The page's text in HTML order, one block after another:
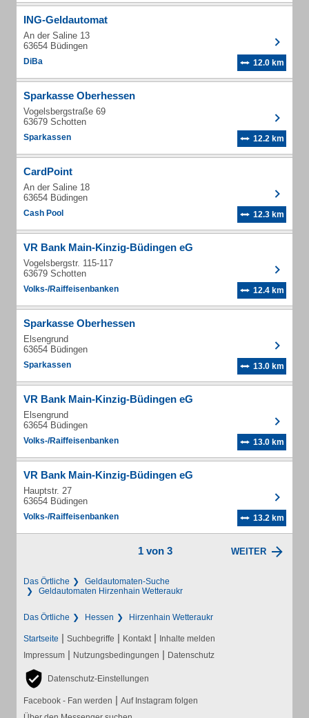
ING-Geldautomat
An der Saline 13
63654 Büdingen
DiBa 12.0 km
Sparkasse Oberhessen
Vogelsbergstraße 69
63679 Schotten
Sparkassen 12.2 km
CardPoint
An der Saline 18
63654 Büdingen
Cash Pool 12.3 km
VR Bank Main-Kinzig-Büdingen eG
Vogelsbergstr. 115-117
63679 Schotten
Volks-/Raiffeisenbanken 12.4 km
Sparkasse Oberhessen
Elsengrund
63654 Büdingen
Sparkassen 13.0 km
VR Bank Main-Kinzig-Büdingen eG
Elsengrund
63654 Büdingen
Volks-/Raiffeisenbanken 13.0 km
VR Bank Main-Kinzig-Büdingen eG
Hauptstr. 27
63654 Büdingen
Volks-/Raiffeisenbanken 13.2 km
1 von 3 WEITER
Das Örtliche
Geldautomaten-Suche
Geldautomaten Hirzenhain Wetteraukr
Das Örtliche Hessen Hirzenhain Wetteraukr
Startseite | Suchbegriffe | Kontakt | Inhalte melden
Impressum | Nutzungsbedingungen | Datenschutz
Datenschutz-Einstellungen
Facebook - Fan werden | Auf Instagram folgen